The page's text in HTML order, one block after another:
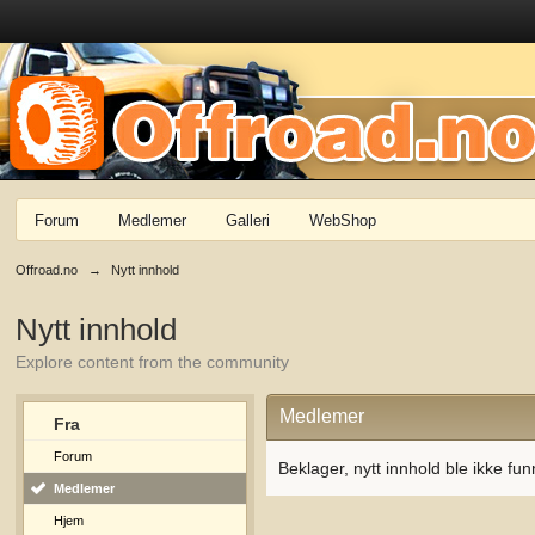
Forum Medlemer Galleri WebShop
Offroad.no → Nytt innhold
Nytt innhold
Explore content from the community
Fra
Forum
Medlemer
Hjem
Medlemer
Beklager, nytt innhold ble ikke